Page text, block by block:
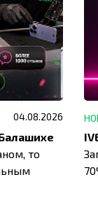
04.08.2026
то